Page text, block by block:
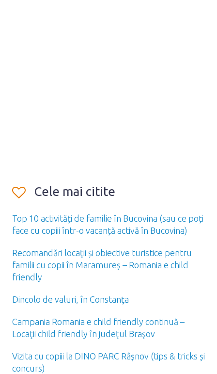
Cele mai citite
Top 10 activități de familie în Bucovina (sau ce poți
face cu copiii într-o vacanță activă în Bucovina)
Recomandări locaţii și obiective turistice pentru
familii cu copii în Maramureș – Romania e child
friendly
Dincolo de valuri, în Constanţa
Campania Romania e child friendly continuă –
Locaţii child friendly în judeţul Braşov
Vizita cu copiii la DINO PARC Râşnov (tips & tricks și
concurs)